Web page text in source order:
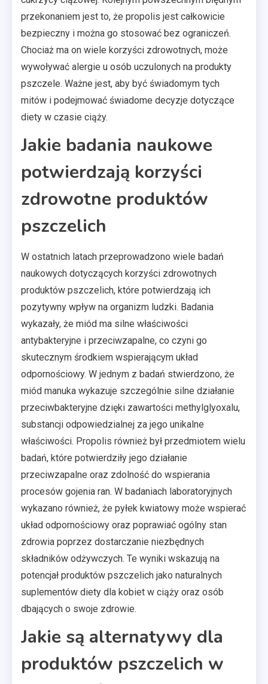
przekonaniem jest to, że propolis jest całkowicie
bezpieczny i można go stosować bez ograniczeń.
Chociaż ma on wiele korzyści zdrowotnych, może
wywoływać alergie u osób uczulonych na produkty
pszczele. Ważne jest, aby być świadomym tych
mitów i podejmować świadome decyzje dotyczące
diety w czasie ciąży.
Jakie badania naukowe
potwierdzają korzyści
zdrowotne produktów
pszczelich
W ostatnich latach przeprowadzono wiele badań
naukowych dotyczących korzyści zdrowotnych
produktów pszczelich, które potwierdzają ich
pozytywny wpływ na organizm ludzki. Badania
wykazały, że miód ma silne właściwości
antybakteryjne i przeciwzapalne, co czyni go
skutecznym środkiem wspierającym układ
odpornościowy. W jednym z badań stwierdzono, że
miód manuka wykazuje szczególnie silne działanie
przeciwbakteryjne dzięki zawartości methylglyoxalu,
substancji odpowiedzialnej za jego unikalne
właściwości. Propolis również był przedmiotem wielu
badań, które potwierdziły jego działanie
przeciwzapalne oraz zdolność do wspierania
procesów gojenia ran. W badaniach laboratoryjnych
wykazano również, że pyłek kwiatowy może wspierać
układ odpornościowy oraz poprawiać ogólny stan
zdrowia poprzez dostarczanie niezbędnych
składników odżywczych. Te wyniki wskazują na
potencjał produktów pszczelich jako naturalnych
suplementów diety dla kobiet w ciąży oraz osób
dbających o swoje zdrowie.
Jakie są alternatywy dla
produktów pszczelich w